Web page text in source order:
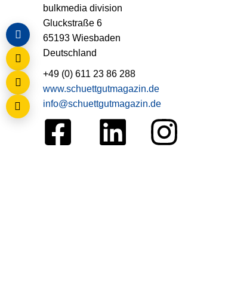
bulkmedia division
Gluckstraße 6
65193 Wiesbaden
Deutschland
+49 (0) 611 23 86 288
www.schuettgutmagazin.de
info@schuettgutmagazin.de